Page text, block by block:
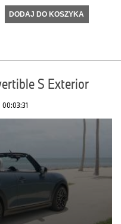
DODAJ DO KOSZYKA
S Exterior
00:03:31